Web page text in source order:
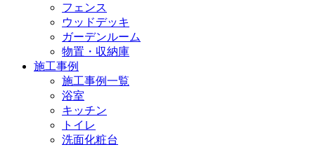
フェンス
ウッドデッキ
ガーデンルーム
物置・収納庫
施工事例
施工事例一覧
浴室
キッチン
トイレ
洗面化粧台